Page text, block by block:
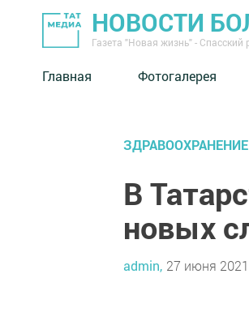
НОВОСТИ
Газета "Новая жизнь" - Спасский
Главная Фотогалерея
ЗДРАВООХРАНЕНИЕ
В
новых
admin, 27 июня